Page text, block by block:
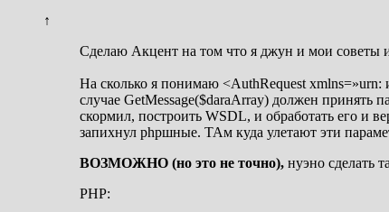
↑
Сделаю Акцент на том что я джун и мои советы
На сколько я понимаю <AuthRequest xmlns=»urn:
случае GetMessage($daraArray) должен принять
скормил, построить WSDL, и обработать его и
запихнул phpшные. ТАм куда улетают эти
ВОЗМОЖНО (но это не точно), нуэно сделать
PHP: